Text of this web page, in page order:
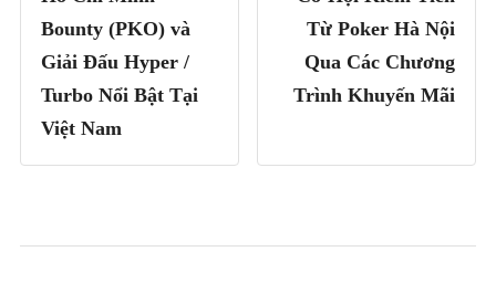
Bounty (PKO) và
Giải Đấu Hyper /
Turbo Nổi Bật Tại
Việt Nam
Từ Poker Hà Nội
Qua Các Chương
Trình Khuyến Mãi